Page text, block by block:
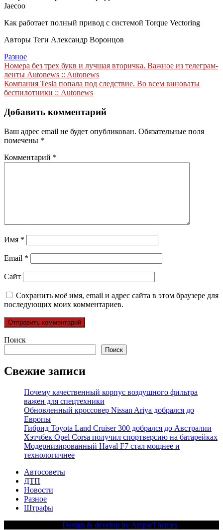
Jaecoo
Как работает полный привод с системой Torque Vectoring
Авторы Теги Александр Воронцов
Разное
Навигация
по
записям
Номера без трех букв и лучшая вторичка. Важное из телеграм-
ленты Autonews :: Autonews
Компания Tesla попала под следствие. Во всем виноваты
беспилотники :: Autonews
Добавить комментарий
Ваш адрес email не будет опубликован. Обязательные поля
помечены *
Комментарий *
Имя *
Email *
Сайт
Сохранить моё имя, email и адрес сайта в этом браузере для
последующих моих комментариев.
Поиск
Поиск
Свежие записи
Почему качественный корпус воздушного фильтра
важен для спецтехники
Обновленный кроссовер Nissan Ariya добрался до
Европы
Гибрид Toyota Land Cruiser 300 добрался до Австралии
Хэтчбек Opel Corsa получил спортверсию на батарейках
Модернизированный Haval F7 стал мощнее и
технологичнее
Автосоветы
ДТП
Новости
Разное
Штрафы
Design & develop by AmpleThemes